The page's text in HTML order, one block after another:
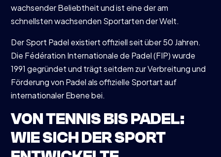
wachsender Beliebtheit und ist eine der am
schnellsten wachsenden Sportarten der Welt.
Der Sport Padel existiert offiziell seit über 50 Jahren.
Die Fédération Internationale de Padel (FIP) wurde
1991 gegründet und trägt seitdem zur Verbreitung und
Förderung von Padel als offizielle Sportart auf
internationaler Ebene bei.
VON TENNIS BIS PADEL:
WIE SICH DER SPORT